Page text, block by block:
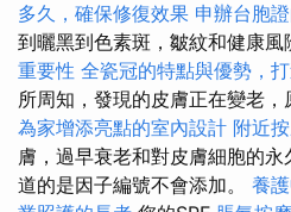
多久，確保修復效果 申辦台胞
到曬黑到色素斑，皺紋和健康風
重要性 全瓷冠的特點與優勢，
所周知，發現的皮膚正在變老，
為家增添亮點的室內設計 附近
膚，過早衰老和對皮膚細胞的
道的是因子編號不會添加。 養